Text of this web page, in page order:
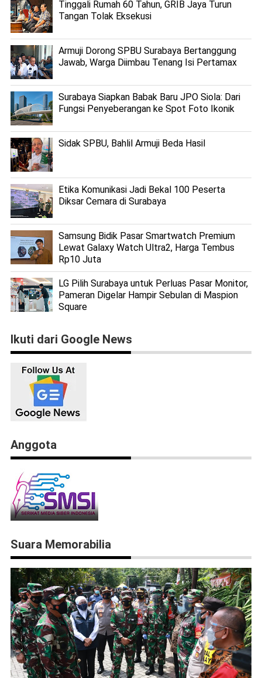
Tinggali Rumah 60 Tahun, GRIB Jaya Turun
Tangan Tolak Eksekusi
Armuji Dorong SPBU Surabaya Bertanggung
Jawab, Warga Diimbau Tenang Isi Pertamax
Surabaya Siapkan Babak Baru JPO Siola: Dari
Fungsi Penyeberangan ke Spot Foto Ikonik
Sidak SPBU, Bahlil Armuji Beda Hasil
Etika Komunikasi Jadi Bekal 100 Peserta
Diksar Cemara di Surabaya
Samsung Bidik Pasar Smartwatch Premium
Lewat Galaxy Watch Ultra2, Harga Tembus
Rp10 Juta
LG Pilih Surabaya untuk Perluas Pasar Monitor,
Pameran Digelar Hampir Sebulan di Maspion
Square
Ikuti dari Google News
Anggota
Suara Memorabilia